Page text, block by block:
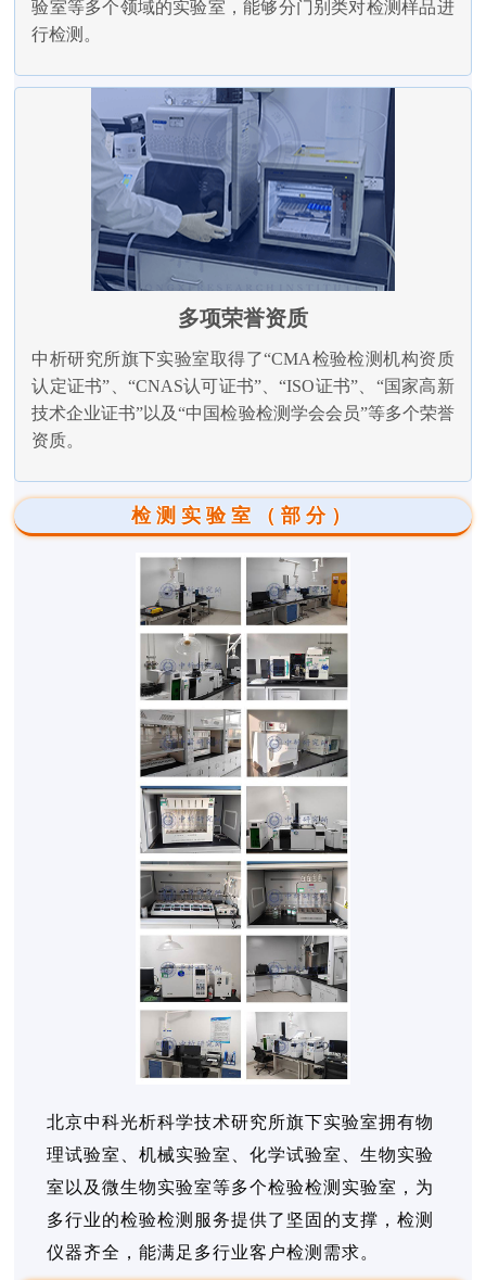
验室等多个领域的实验室，能够分门别类对检测样品进
行检测。
多项荣誉资质
中析研究所旗下实验室取得了“CMA检验检测机构资质
认定证书”、“CNAS认可证书”、“ISO证书”、“国家高新
技术企业证书”以及“中国检验检测学会会员”等多个荣誉
资质。
检测实验室（部分）
北京中科光析科学技术研究所旗下实验室拥有物
理试验室、机械实验室、化学试验室、生物实验
室以及微生物实验室等多个检验检测实验室，为
多行业的检验检测服务提供了坚固的支撑，检测
仪器齐全，能满足多行业客户检测需求。